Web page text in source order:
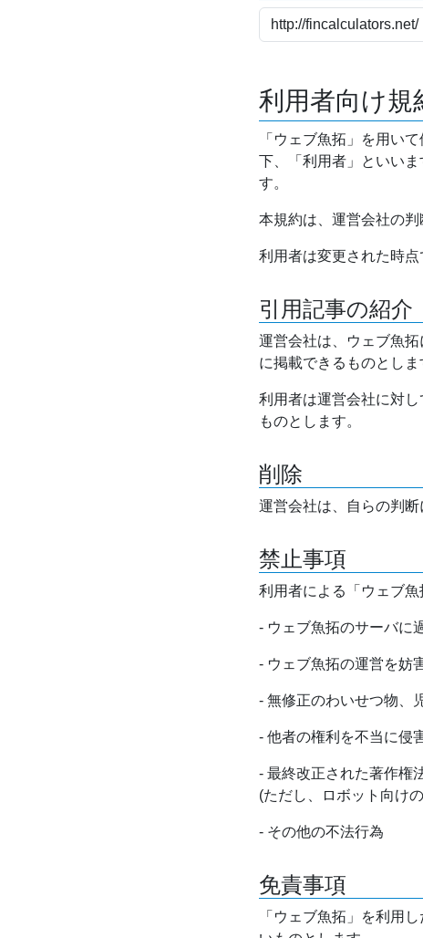
利用者向け規
「ウェブ魚拓」を用い
下、「利用者」といい
す。
本規約は、運営会社の判
利用者は変更された時
引用記事の紹介
運営会社は、ウェブ魚
に掲載できるものとしま
利用者は運営会社に対
ものとします。
削除
運営会社は、自らの判
禁止事項
利用者による「ウェブ
- ウェブ魚拓のサーバに
- ウェブ魚拓の運営を妨
- 無修正のわいせつ物、
- 他者の権利を不当に侵
- 最終改正された著作権
(ただし、ロボット向け
- その他の不法行為
免責事項
「ウェブ魚拓」を利用